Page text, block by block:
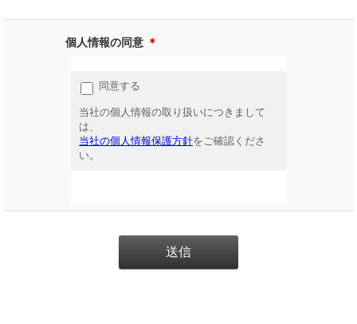
個人情報の同意 ＊
同意する
当社の個人情報の取り扱いにつきまして
は、
当社の個人情報保護方針をご確認くださ
い。